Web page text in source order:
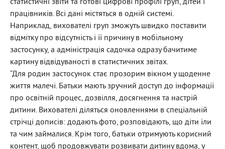
працівників. Всі дані містяться в одній системі.
Наприклад, вихователі груп зможуть швидко поставити
відмітку про відсутність і її причину в мобільному
застосунку, а адміністрація садочка одразу бачитиме
картину відвідуваності в статистичних звітах.
“Для родин застосунок стає прозорим вікном у щоденне
життя малечі. Батьки мають зручний доступ до інформації
про освітній процес, дозвілля, досягнення та настрій
дитини. Вихователі діляться оновленнями в спеціальній
стрічці дописів: додають фото, розповідають, що діти їли
та чим займалися. Крім того, батьки отримують корисний
контент, щоб продовжувати розвивати дитину вдома, у